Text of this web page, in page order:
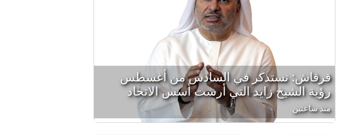
قرقاش: نستذكر في السادس من أغسطس
رؤية الشيخ زايد التي أرست أسس الاتحاد
منذ ساعتين